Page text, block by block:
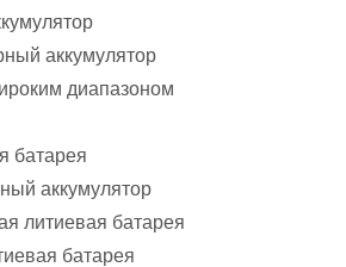
аккумулятор
диапазоном
батарея
аккумулятор
литиевая батарея
батарея